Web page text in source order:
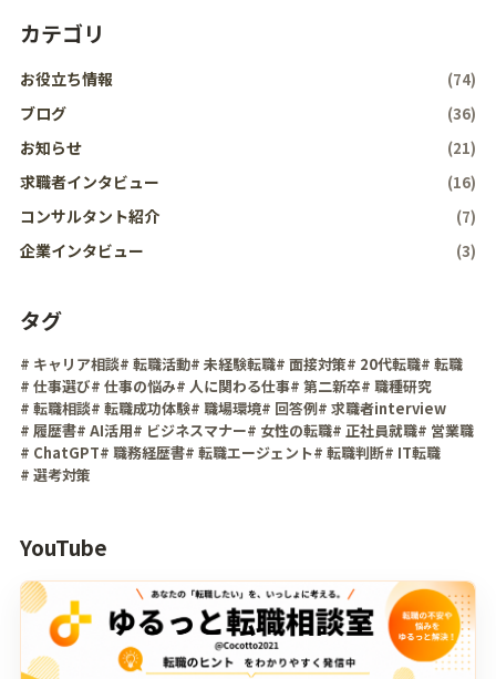
カテゴリ
お役立ち情報 (74)
ブログ (36)
お知らせ (21)
求職者インタビュー (16)
コンサルタント紹介 (7)
企業インタビュー (3)
タグ
# キャリア相談# 転職活動# 未経験転職# 面接対策# 20代転職# 転職
# 仕事選び# 仕事の悩み# 人に関わる仕事# 第二新卒# 職種研究
# 転職相談# 転職成功体験# 職場環境# 回答例# 求職者interview
# 履歴書# AI活用# ビジネスマナー# 女性の転職# 正社員就職# 営業職
# ChatGPT# 職務経歴書# 転職エージェント# 転職判断# IT転職
# 選考対策
YouTube